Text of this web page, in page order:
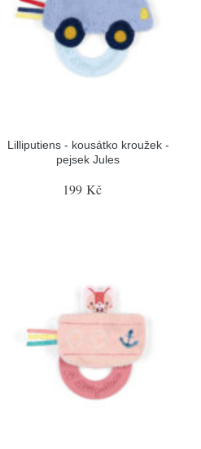
Lilliputiens - kousátko kroužek -
pejsek Jules
199 Kč